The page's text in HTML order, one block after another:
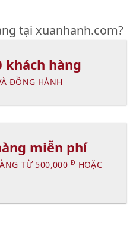
tại xuanhanh.com?
khách hàng
ĐỒNG HÀNH
miễn phí
TỪ 500,000 Đ HOẶC